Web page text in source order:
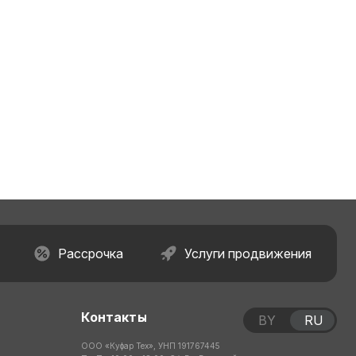
Рассрочка Услуги продвижения
Контакты
ООО «Куфар Тех», УНП 191767445
BY RU